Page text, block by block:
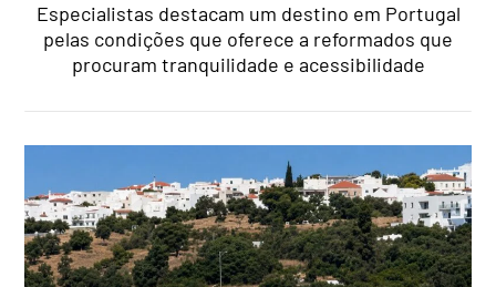
Especialistas destacam um destino em Portugal
pelas condições que oferece a reformados que
procuram tranquilidade e acessibilidade